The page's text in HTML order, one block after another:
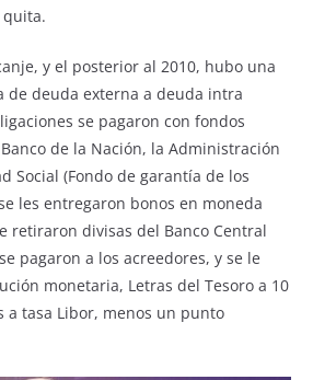
y el posterior al 2010, hubo una
de deuda externa a deuda intra
se pagaron con fondos
de la Nación, la Administración
Social (Fondo de garantía de los
les entregaron bonos en moneda
retiraron divisas del Banco Central
pagaron a los acreedores, y se le
monetaria, Letras del Tesoro a 10
a tasa Libor, menos un punto